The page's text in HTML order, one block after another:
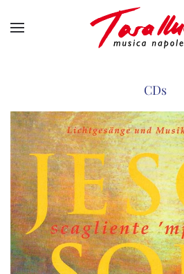
Skip to main content
CDs